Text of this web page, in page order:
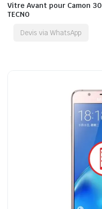
Vitre Avant pour Camon 30
TECNO
Devis via WhatsApp